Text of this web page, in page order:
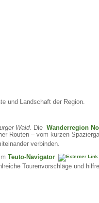
und Landschaft der Region.
Wald. Die Wanderregion
Routen – vom kurzen
verbinden.
Teuto-Navigator
Tourenvorschläge und